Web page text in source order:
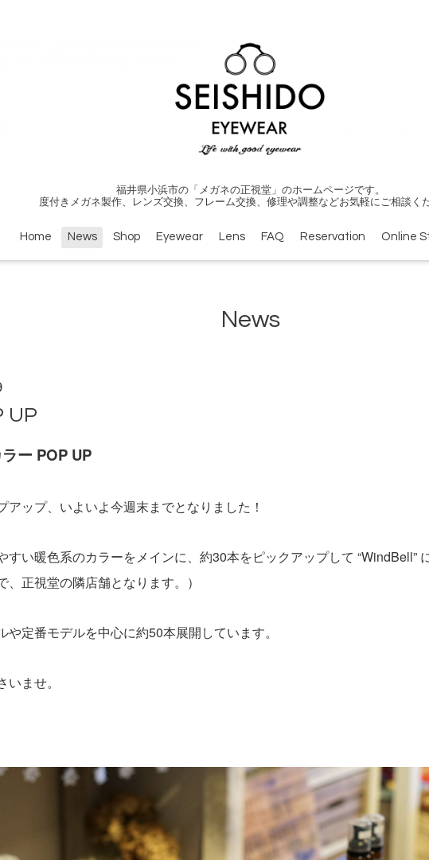
福井県小浜市の「メガネの正視堂」のホームページです。
度付きメガネ製作、レンズ交換、フレーム交換、修理や調整などお気軽にご相談くだ
Home News Shop Eyewear Lens FAQ Reservation Online
News
UP
ー POP UP
アップ、いよいよ今週末までとなりました！
い暖色系のカラーをメインに、約30本をピックアップして “WindBell”
、正視堂の隣店舗となります。）
や定番モデルを中心に約50本展開しています。
ませ。